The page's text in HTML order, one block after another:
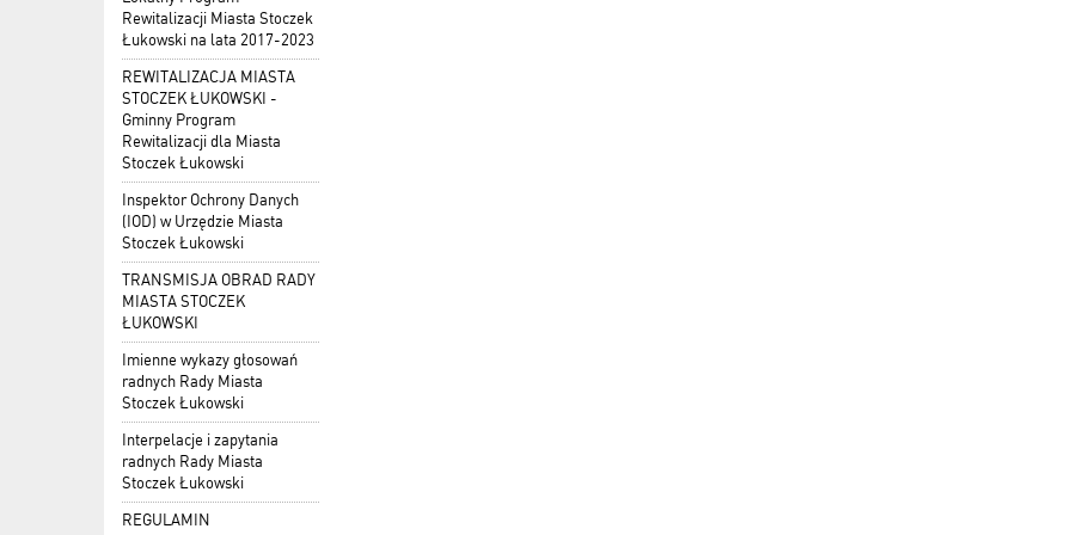
Rewitalizacji Miasta Stoczek
Łukowski na lata 2017-2023
REWITALIZACJA MIASTA
STOCZEK ŁUKOWSKI -
Gminny Program
Rewitalizacji dla Miasta
Stoczek Łukowski
Inspektor Ochrony Danych
(IOD) w Urzędzie Miasta
Stoczek Łukowski
TRANSMISJA OBRAD RADY
MIASTA STOCZEK
ŁUKOWSKI
Imienne wykazy głosowań
radnych Rady Miasta
Stoczek Łukowski
Interpelacje i zapytania
radnych Rady Miasta
Stoczek Łukowski
REGULAMIN